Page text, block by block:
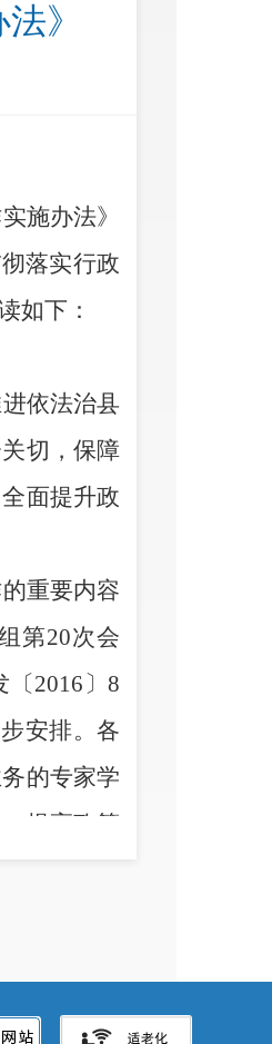
》
施办法》
落实行政
如下：
依法治县
切，保障
面提升政
重要内容
第20次会
〔2016 〕8
安排。各
的专家学
提高政策
细则的通